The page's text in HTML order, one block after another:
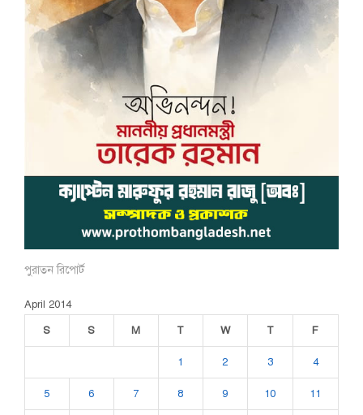
পুরাতন রিপোর্ট
April 2014
S
S M T W T F
1 2 3 4
5 6 7 8 9 10 11